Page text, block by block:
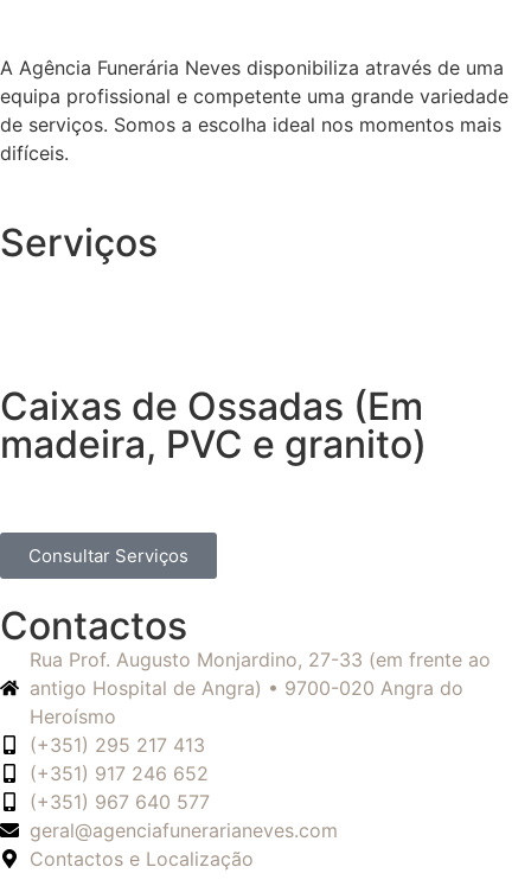
A Agência Funerária Neves disponibiliza através de uma
equipa profissional e competente uma grande variedade
de serviços. Somos a escolha ideal nos momentos mais
difíceis.
Serviços
Caixas de Ossadas (Em
madeira, PVC e granito)
Consultar Serviços
Contactos
Rua Prof. Augusto Monjardino, 27-33 (em frente ao
antigo Hospital de Angra) • 9700-020 Angra do
Heroísmo
(+351) 295 217 413
(+351) 917 246 652
(+351) 967 640 577
geral@agenciafunerarianeves.com
Contactos e Localização